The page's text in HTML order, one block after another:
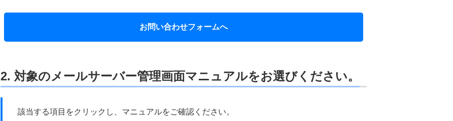
お問い合わせフォームへ
2. 対象のメールサーバー管理画面マニュアルをお選びください。
該当する項目をクリックし、マニュアルをご確認ください。